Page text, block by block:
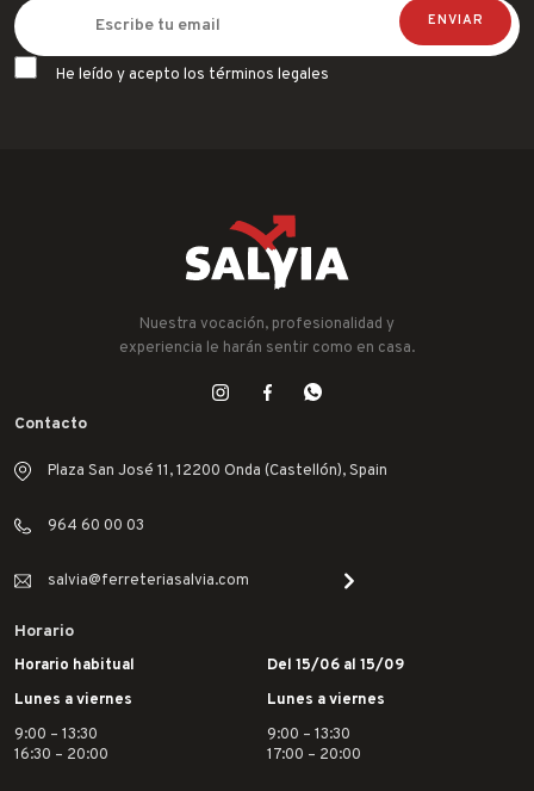
He leído y acepto los términos legales
Nuestra vocación, profesionalidad y
experiencia le harán sentir como en casa.
Contacto
Plaza San José 11, 12200 Onda (Castellón), Spain
964 60 00 03
salvia@ferreteriasalvia.com
Horario
Horario habitual
Lunes a viernes
9:00 – 13:30
16:30 – 20:00
Del 15/06 al 15/09
Lunes a viernes
9:00 – 13:30
17:00 – 20:00